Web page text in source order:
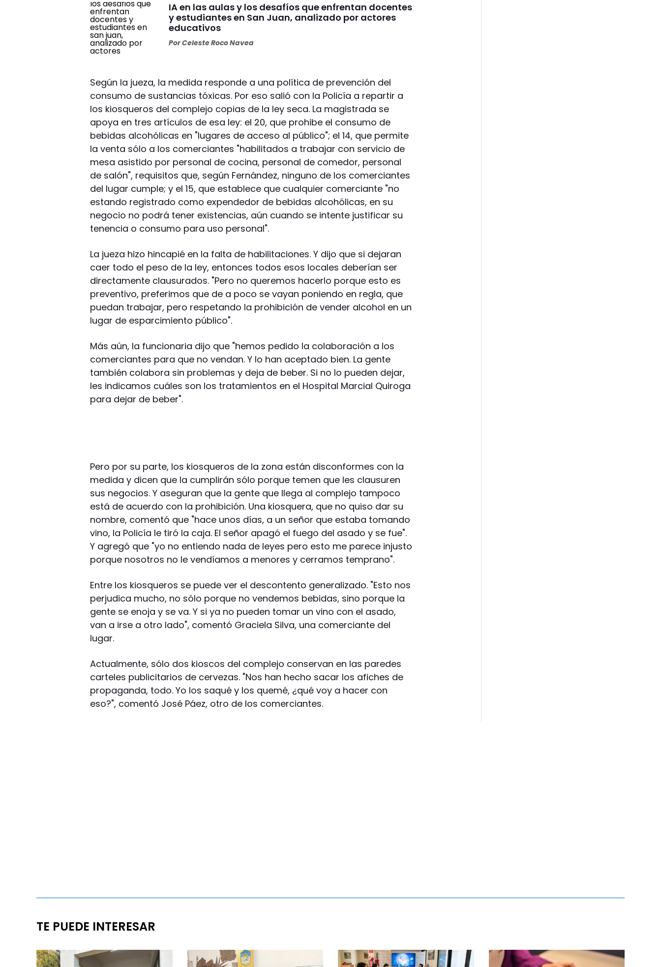
IA en las aulas y los desafíos que enfrentan docentes
y estudiantes en San Juan, analizado por actores
educativos
PorCeleste Roco Navea
Según la jueza, la medida responde a una política de prevención del
consumo de sustancias tóxicas. Por eso salió con la Policía a repartir a
los kiosqueros del complejo copias de la ley seca. La magistrada se
apoya en tres artículos de esa ley: el 20, que prohibe el consumo de
bebidas alcohólicas en "lugares de acceso al público"; el 14, que permite
la venta sólo a los comerciantes "habilitados a trabajar con servicio de
mesa asistido por personal de cocina, personal de comedor, personal
de salón", requisitos que, según Fernández, ninguno de los comerciantes
del lugar cumple; y el 15, que establece que cualquier comerciante "no
estando registrado como expendedor de bebidas alcohólicas, en su
negocio no podrá tener existencias, aún cuando se intente justificar su
tenencia o consumo para uso personal".
La jueza hizo hincapié en la falta de habilitaciones. Y dijo que si dejaran
caer todo el peso de la ley, entonces todos esos locales deberían ser
directamente clausurados. "Pero no queremos hacerlo porque esto es
preventivo, preferimos que de a poco se vayan poniendo en regla, que
puedan trabajar, pero respetando la prohibición de vender alcohol en un
lugar de esparcimiento público".
Más aún, la funcionaria dijo que "hemos pedido la colaboración a los
comerciantes para que no vendan. Y lo han aceptado bien. La gente
también colabora sin problemas y deja de beber. Si no lo pueden dejar,
les indicamos cuáles son los tratamientos en el Hospital Marcial Quiroga
para dejar de beber".
Pero por su parte, los kiosqueros de la zona están disconformes con la
medida y dicen que la cumplirán sólo porque temen que les clausuren
sus negocios. Y aseguran que la gente que llega al complejo tampoco
está de acuerdo con la prohibición. Una kiosquera, que no quiso dar su
nombre, comentó que "hace unos días, a un señor que estaba tomando
vino, la Policía le tiró la caja. El señor apagó el fuego del asado y se fue".
Y agregó que "yo no entiendo nada de leyes pero esto me parece injusto
porque nosotros no le vendíamos a menores y cerramos temprano".
Entre los kiosqueros se puede ver el descontento generalizado. "Esto nos
perjudica mucho, no sólo porque no vendemos bebidas, sino porque la
gente se enoja y se va. Y si ya no pueden tomar un vino con el asado,
van a irse a otro lado", comentó Graciela Silva, una comerciante del
lugar.
Actualmente, sólo dos kioscos del complejo conservan en las paredes
carteles publicitarios de cervezas. "Nos han hecho sacar los afiches de
propaganda, todo. Yo los saqué y los quemé, ¿qué voy a hacer con
eso?", comentó José Páez, otro de los comerciantes.
TE PUEDE INTERESAR